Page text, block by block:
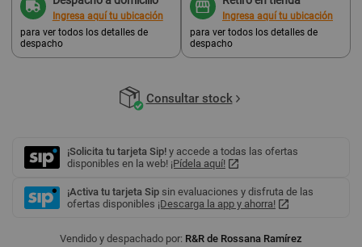
Ingresa aquí tu ubicación
para ver todos los detalles de
despacho
Ingresa aquí tu ubicación
para ver todos los detalles de
despacho
Consultar stock
¡Solicita tu tarjeta Sip! y accede a todas las ofertas
disponibles en la web! ¡Pídela aquí!
¡Activa tu tarjeta Sip sin evaluaciones y disfruta de las
ofertas disponibles ¡Descarga la app y ahorra!
Vendido y despachado por: R&R de Rossana Ramírez